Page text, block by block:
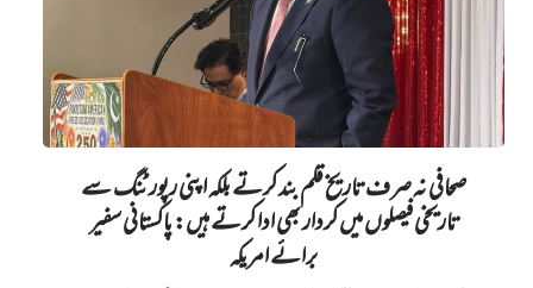
صحافی نہ صرف تاریخ قلم بند کرتے بلکہ اپنی رپورٹنگ سے
تاریخی فیصلوں میں کردار بھی ادا کرتے ہیں: پاکستانی سفیر
برائے امریکہ